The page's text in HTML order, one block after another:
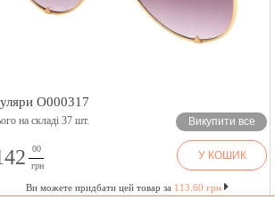
O000317
на складі 37 шт. Викупити все
00
грн
У КОШИК
Ви можете придбати цей товар за 113.60 грн